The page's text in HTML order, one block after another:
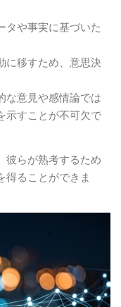
タや事実に基づいた
に移すため、意思決
な意見や感情論では
示すことが不可欠で
彼らが熟考するため
得ることができま